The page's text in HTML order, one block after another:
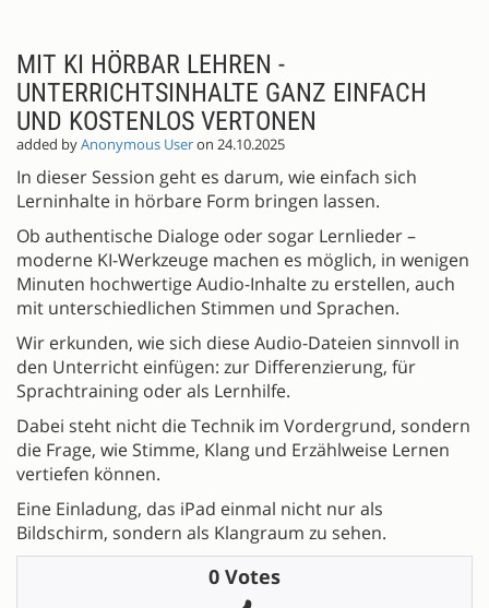
MIT KI HÖRBAR LEHREN -
UNTERRICHTSINHALTE GANZ EINFACH
UND KOSTENLOS VERTONEN
added byAnonymous Useron 24.10.2025
In dieser Session geht es darum, wie einfach sich
Lerninhalte in hörbare Form bringen lassen.
Ob authentische Dialoge oder sogar Lernlieder –
moderne KI-Werkzeuge machen es möglich, in wenigen
Minuten hochwertige Audio-Inhalte zu erstellen, auch
mit unterschiedlichen Stimmen und Sprachen.
Wir erkunden, wie sich diese Audio-Dateien sinnvoll in
den Unterricht einfügen: zur Differenzierung, für
Sprachtraining oder als Lernhilfe.
Dabei steht nicht die Technik im Vordergrund, sondern
die Frage, wie Stimme, Klang und Erzählweise Lernen
vertiefen können.
Eine Einladung, das iPad einmal nicht nur als
Bildschirm, sondern als Klangraum zu sehen.
0 Votes